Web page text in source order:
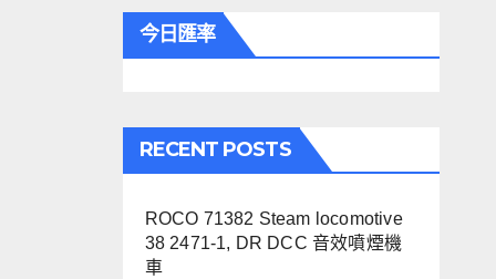
今日匯率
RECENT POSTS
ROCO 71382 Steam locomotive
38 2471-1, DR DCC 音效噴煙機
車